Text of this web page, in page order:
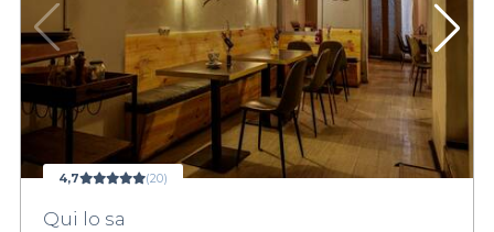
4,7 (20)
Qui lo sa